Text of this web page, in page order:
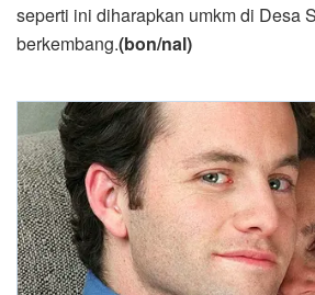
seperti ini diharapkan umkm di Desa
berkembang.(bon/nal)